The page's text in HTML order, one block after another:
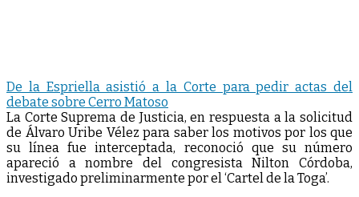
De la Espriella asistió a la Corte para pedir actas del
debate sobre Cerro Matoso
La Corte Suprema de Justicia, en respuesta a la solicitud
de Álvaro Uribe Vélez para saber los motivos por los que
su línea fue interceptada, reconoció que su número
apareció a nombre del congresista Nilton Córdoba,
investigado preliminarmente por el ‘Cartel de la Toga’.